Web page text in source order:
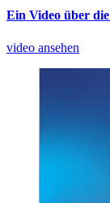
Ein Video über
video ansehen